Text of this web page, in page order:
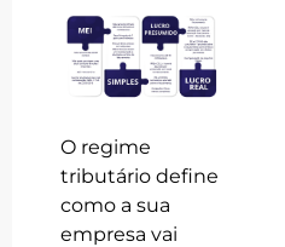
O regime
tributário define
como a sua
empresa vai